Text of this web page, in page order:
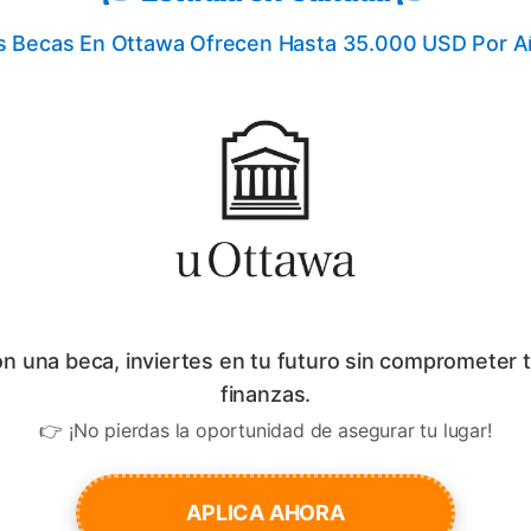
Becas En Ottawa Ofrecen Hasta 35.000 USD Por
una beca, inviertes en tu futuro sin comprometer
finanzas.
👉 ¡No pierdas la oportunidad de asegurar tu lugar!
APLICA AHORA